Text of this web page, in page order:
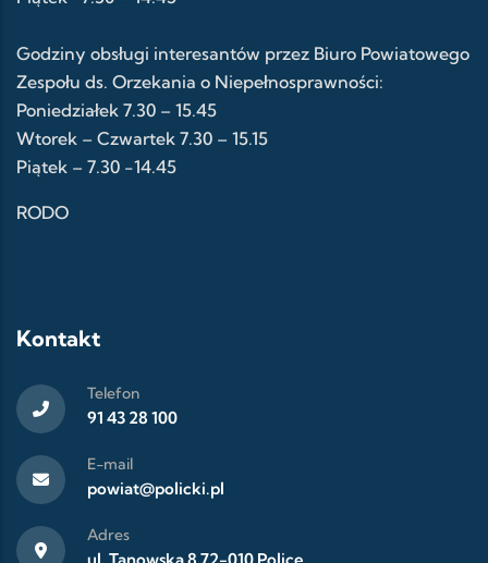
Godziny obsługi interesantów przez Biuro Powiatowego
Zespołu ds. Orzekania o Niepełnosprawności:
Poniedziałek 7.30 – 15.45
Wtorek – Czwartek 7.30 – 15.15
Piątek – 7.30 -14.45
RODO
Kontakt
Telefon
91 43 28 100
E-mail
powiat@policki.pl
Adres
ul. Tanowska 8 72-010 Police